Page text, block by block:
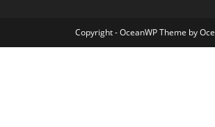
Copyright - OceanWP Theme by